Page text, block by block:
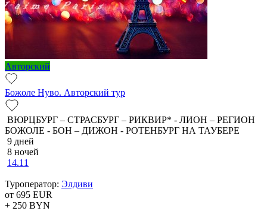
Авторский
Божоле Нуво. Авторский тур
ВЮРЦБУРГ – СТРАСБУРГ – РИКВИР* - ЛИОН – РЕГИОН
БОЖОЛЕ - БОН – ДИЖОН - РОТЕНБУРГ НА ТАУБЕРЕ
9 дней
8 ночей
14.11
Туроператор: Элдиви
от 695 EUR
+ 250 BYN